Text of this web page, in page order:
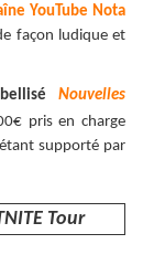
YouTube Nota
façon ludique et
Nouvelles
pris en charge
supporté par
Tour